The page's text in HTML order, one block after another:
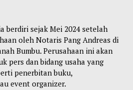
berdiri sejak Mei 2024 setelah
oleh Notaris Pang Andreas di
Bumbu. Perusahaan ini akan
pers dan bidang usaha yang
penerbitan buku,
event organizer.